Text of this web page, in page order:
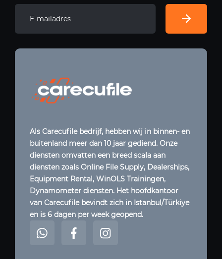
Als Carecufile bedrijf, hebben wij in binnen- en
buitenland meer dan 10 jaar gediend. Onze
diensten omvatten een breed scala aan
diensten zoals Online File Supply, Dealerships,
Equipment Rental, WinOLS Trainingen,
Dynamometer diensten. Het hoofdkantoor
van Carecufile bevindt zich in Istanbul/Türkiye
en is 6 dagen per week geopend.